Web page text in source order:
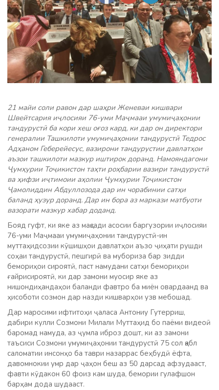
21 майи соли равон дар шаҳри Женеваи кишвари
Швейтсария иҷлосияи 76-уми Маҷмааи умумиҷаҳонии
тандурустӣ ба кори хеш оғоз кард, ки дар он директори
генералии Ташкилоти умумиҷаҳонии тандурустӣ Тедрос
Адҳаном Геберейесус, вазирони тандурустии давлатҳои
аъзои ташкилоти мазкур иштирок доранд. Намояндагони
Ҷумҳурии Тоҷикистон таҳти роҳбарии вазири тандурустӣ
ва ҳифзи иҷтимоии аҳолии Ҷумҳурии Тоҷикистон
Ҷамолиддин Абдуллозода дар ин чорабинии сатҳи
баланд ҳузур доранд. Дар ин бора аз маркази матбуоти
вазорати мазкур хабар доданд.
Бояд гуфт, ки яке аз мақсади асосии баргузории иҷлосияи
76-уми Маҷмааи умумиҷаҳонии тандурустӣ-ин
муттаҳидсозии кӯшишҳои давлатҳои аъзо ҷиҳати рушди
соҳаи тандурустӣ, пешгирӣ ва мубориза бар зидди
бемориҳои сироятӣ, паст намудани сатҳи бемориҳои
ғайрисироятӣ, ки дар замони муосир яке аз
нишондиҳандаҳои баланди фавтро ба миён овардаанд ва
ҳисоботи созмон дар назди кишварҳои узв мебошад.
Дар маросими ифтитоҳи ҷаласа Антониу Гутерриш,
дабири кулли Созмони Милали Муттаҳид бо паёми видеоӣ
баромад намуда, аз ҷумла иброз дошт, ки аз замони
таъсиси Созмони умумиҷаҳонии тандурустӣ 75 сол қабл
саломатии инсонҳо ба таври назаррас беҳбудӣ ёфта,
давомнокии умр дар ҷаҳон беш аз 50 дарсад афзудааст,
фавти кӯдакон 60 фоиз кам шуда, бемории гулафшон
барҳам дода шудааст.